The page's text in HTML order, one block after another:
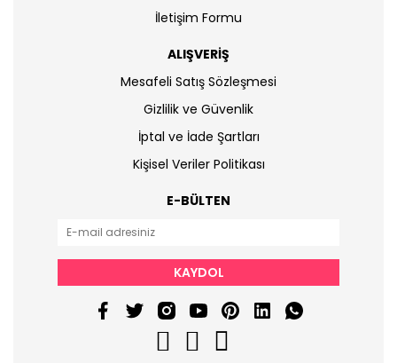
İletişim Formu
ALIŞVERİŞ
Mesafeli Satış Sözleşmesi
Gizlilik ve Güvenlik
İptal ve İade Şartları
Kişisel Veriler Politikası
E-BÜLTEN
KAYDOL